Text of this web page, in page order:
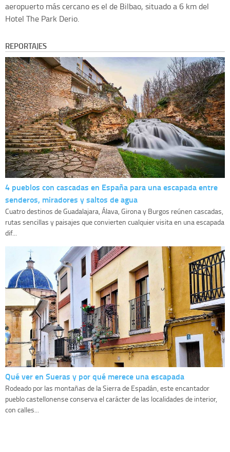
aeropuerto más cercano es el de Bilbao, situado a 6 km del
Hotel The Park Derio.
REPORTAJES
4 pueblos con cascadas en España para una escapada entre
senderos, miradores y saltos de agua
Cuatro destinos de Guadalajara, Álava, Girona y Burgos reúnen cascadas,
rutas sencillas y paisajes que convierten cualquier visita en una escapada
dif...
Qué ver en Sueras y por qué merece una escapada
Rodeado por las montañas de la Sierra de Espadán, este encantador
pueblo castellonense conserva el carácter de las localidades de interior,
con calles...